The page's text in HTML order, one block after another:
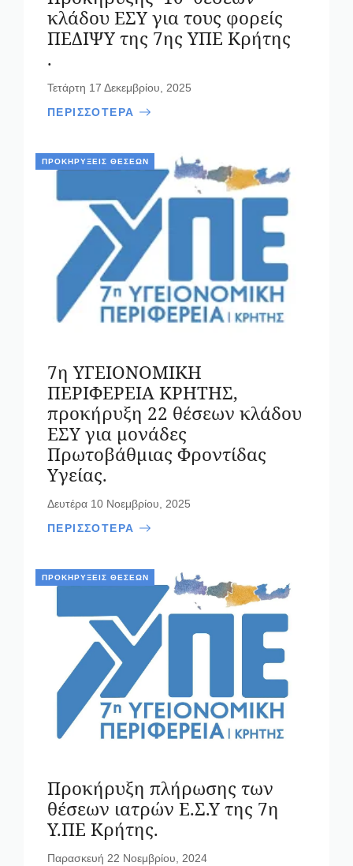
κλάδου ΕΣΥ για τους φορείς
ΠΕΔΙΨΥ της 7ης ΥΠΕ Κρήτης
.
Τετάρτη 17 Δεκεμβρίου, 2025
ΠΕΡΙΣΣΟΤΕΡΑ
ΠΡΟΚΗΡΎΞΕΙΣ ΘΈΣΕΩΝ
7η ΥΓΕΙΟΝΟΜΙΚΗ
ΠΕΡΙΦΕΡΕΙΑ ΚΡΗΤΗΣ,
προκήρυξη 22 θέσεων κλάδου
ΕΣΥ για μονάδες
Πρωτοβάθμιας Φροντίδας
Υγείας.
Δευτέρα 10 Νοεμβρίου, 2025
ΠΕΡΙΣΣΟΤΕΡΑ
ΠΡΟΚΗΡΎΞΕΙΣ ΘΈΣΕΩΝ
Προκήρυξη πλήρωσης των
θέσεων ιατρών Ε.Σ.Υ της 7η
Υ.ΠΕ Κρήτης.
Παρασκευή 22 Νοεμβρίου, 2024